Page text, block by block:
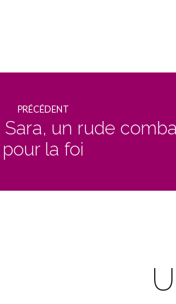
PRÉCÉDENT
un rude
pour la foi